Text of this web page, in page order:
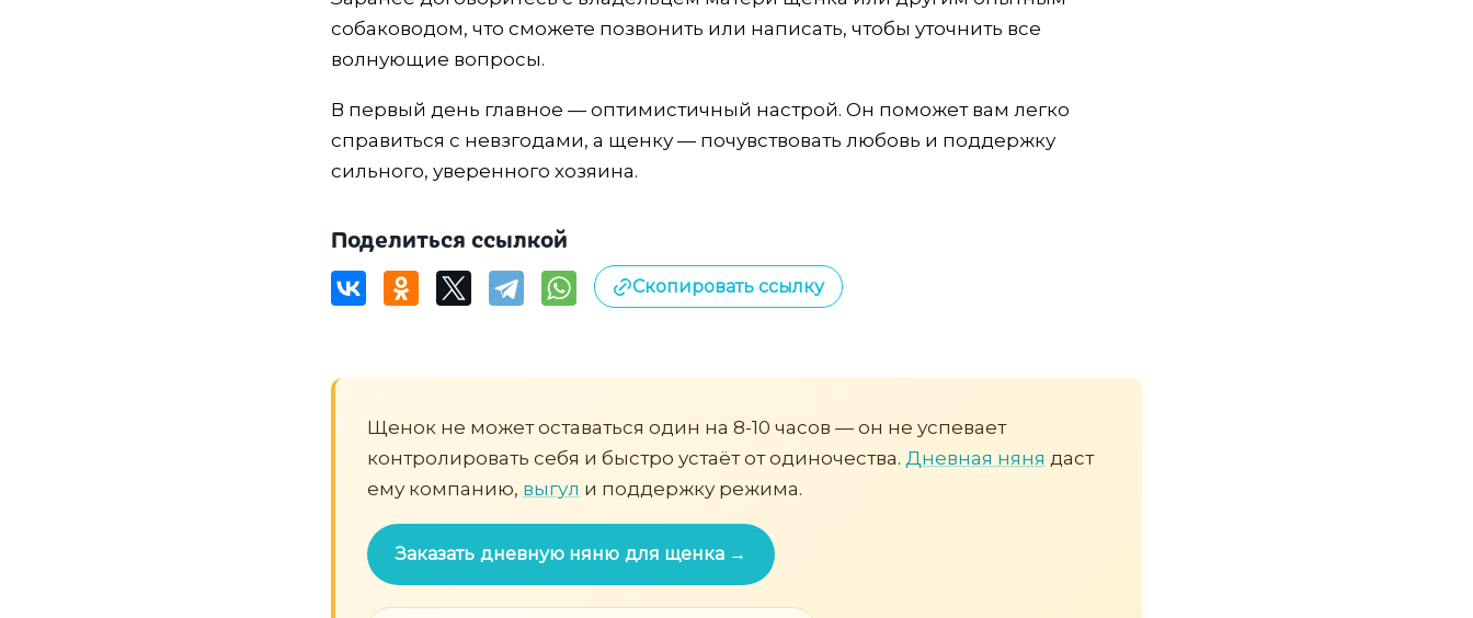
собаководом, что сможете позвонить или написать, чтобы уточнить все
волнующие вопросы.
В первый день главное — оптимистичный настрой. Он поможет вам легко
справиться с невзгодами, а щенку — почувствовать любовь и поддержку
сильного, уверенного хозяина.
Поделиться ссылкой
Скопировать ссылку
Щенок не может оставаться один на 8-10 часов — он не успевает
контролировать себя и быстро устаёт от одиночества. Дневная няня даст
ему компанию, выгул и поддержку режима.
Заказать дневную няню для щенка →